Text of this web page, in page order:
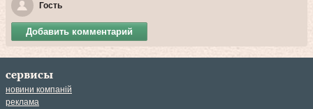
Гость
Добавить комментарий
сервисы
новини компаній
реклама